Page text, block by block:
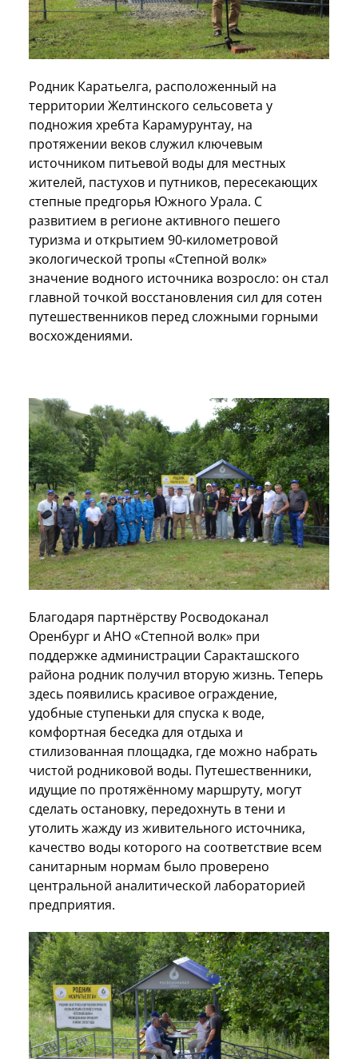
Родник Каратьелга, расположенный на
территории Желтинского сельсовета у
подножия хребта Карамурунтау, на
протяжении веков служил ключевым
источником питьевой воды для местных
жителей, пастухов и путников, пересекающих
степные предгорья Южного Урала. С
развитием в регионе активного пешего
туризма и открытием 90-километровой
экологической тропы «Степной волк»
значение водного источника возросло: он стал
главной точкой восстановления сил для сотен
путешественников перед сложными горными
восхождениями.
Благодаря партнёрству Росводоканал
Оренбург и АНО «Степной волк» при
поддержке администрации Саракташского
района родник получил вторую жизнь. Теперь
здесь появились красивое ограждение,
удобные ступеньки для спуска к воде,
комфортная беседка для отдыха и
стилизованная площадка, где можно набрать
чистой родниковой воды. Путешественники,
идущие по протяжённому маршруту, могут
сделать остановку, передохнуть в тени и
утолить жажду из живительного источника,
качество воды которого на соответствие всем
санитарным нормам было проверено
центральной аналитической лабораторией
предприятия.